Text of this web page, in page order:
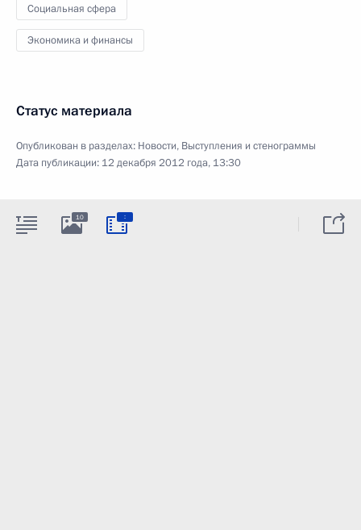
Социальная сфера
Экономика и финансы
Статус материала
Опубликован в разделах: Новости, Выступления и стенограммы
Дата публикации: 12 декабря 2012 года, 13:30
10 :